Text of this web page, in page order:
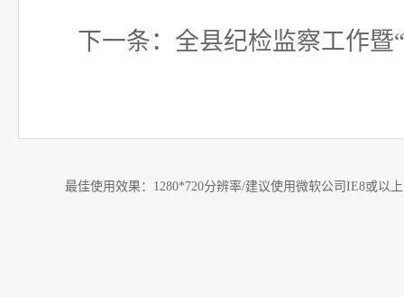
下一条： 全县纪检监察工作暨
最佳使用效果：1280*720分辨率/建议使用微软公司IE8或